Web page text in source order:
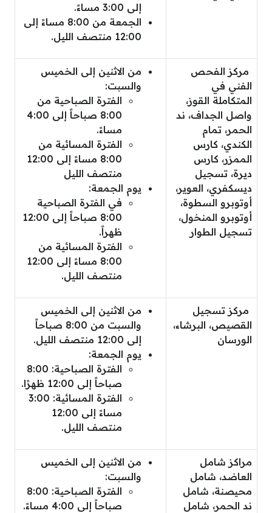
إلى 3:00 مساءً.
الجمعة من 8:00 مساءً إلى
12:00 منتصف الليل.
مركز الفحص
الفني في
المتكاملة القوز،
واصل الجداف، ند
الحمر، تمام
الكندي، كارس
الممزر، كارس
ديرة، تسجيل
ديسكفري، العوير،
أوتوبرو السطوة،
أوتوبرو المنخول،
تسجيل الطوار
من الاثنين إلى الخميس
والسبت:
الفترة الصباحية من
8:00 صباحاً إلى 4:00
مساءً.
الفترة المسائية من
8:00 مساءً إلى 12:00
منتصف الليل
يوم الجمعة:
في الفترة الصباحية
8:00 صباحاً إلى 12:00
ظهراً.
الفترة المسائية من
8:00 مساءً إلى 12:00
منتصف الليل.
مركز تسجيل
القصيص، البرشاء،
الورسان
من الاثنين إلى الخميس
والسبت من 8:00 صباحاً
إلى 12:00 منتصف الليل.
يوم الجمعة:
الفترة الصباحية: 8:00
صباحاً إلى 12:00 ظهرًا.
الفترة المسائية: 3:00
مساءً إلى 12:00
منتصف الليل.
مراكز شامل
العاضد، شامل
محيصنة، شامل
ند الحمر، شامل
من الاثنين إلى الخميس
والسبت:
الفترة الصباحية: 8:00
صباحاً إلى 4:00 مساءً.